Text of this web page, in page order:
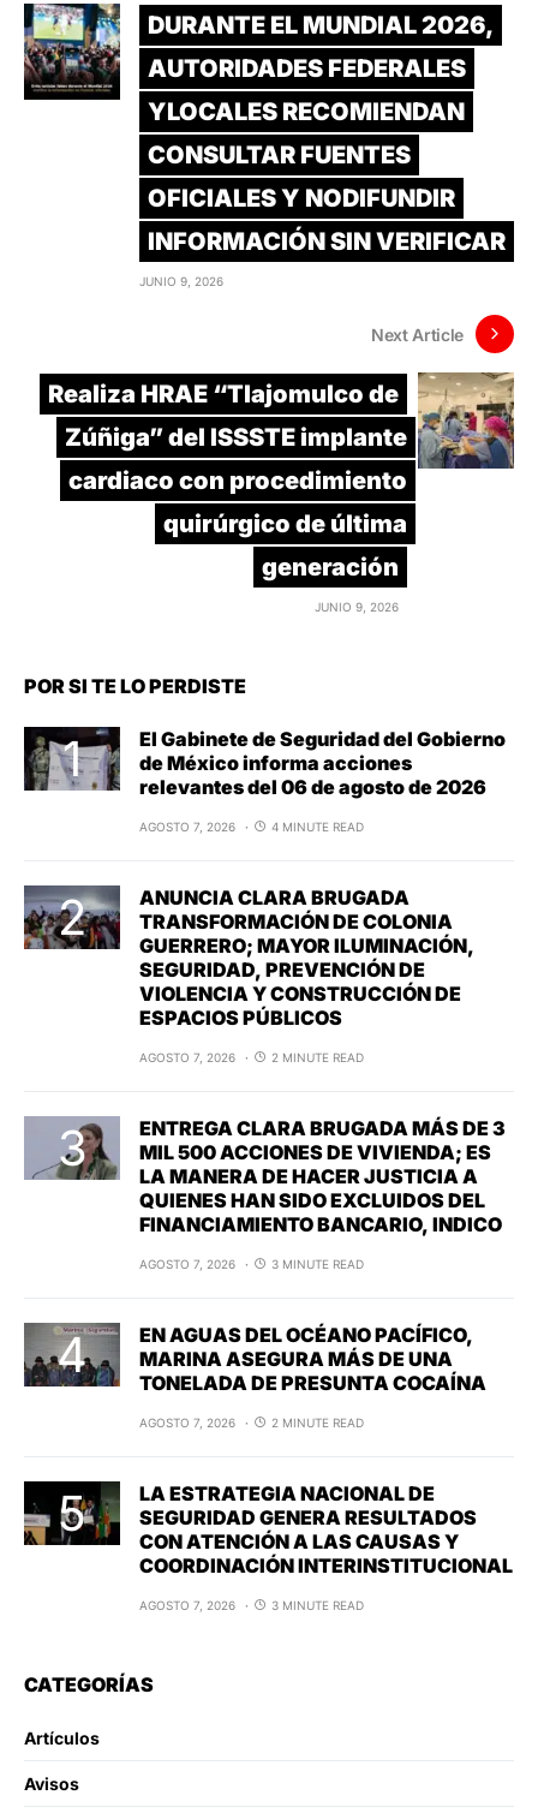
DURANTE EL MUNDIAL 2026,
AUTORIDADES FEDERALES
YLOCALES RECOMIENDAN
CONSULTAR FUENTES
OFICIALES Y NODIFUNDIR
INFORMACIÓN SIN VERIFICAR
JUNIO 9, 2026
Next Article
Realiza HRAE “Tlajomulco de
Zúñiga” del ISSSTE implante
cardiaco con procedimiento
quirúrgico de última
generación
JUNIO 9, 2026
POR SI TE LO PERDISTE
El Gabinete de Seguridad del Gobierno
de México informa acciones
relevantes del 06 de agosto de 2026
AGOSTO 7, 2026 4 MINUTE READ
ANUNCIA CLARA BRUGADA
TRANSFORMACIÓN DE COLONIA
GUERRERO; MAYOR ILUMINACIÓN,
SEGURIDAD, PREVENCIÓN DE
VIOLENCIA Y CONSTRUCCIÓN DE
ESPACIOS PÚBLICOS
AGOSTO 7, 2026 2 MINUTE READ
ENTREGA CLARA BRUGADA MÁS DE 3
MIL 500 ACCIONES DE VIVIENDA; ES
LA MANERA DE HACER JUSTICIA A
QUIENES HAN SIDO EXCLUIDOS DEL
FINANCIAMIENTO BANCARIO, INDICO
AGOSTO 7, 2026 3 MINUTE READ
EN AGUAS DEL OCÉANO PACÍFICO,
MARINA ASEGURA MÁS DE UNA
TONELADA DE PRESUNTA COCAÍNA
AGOSTO 7, 2026 2 MINUTE READ
LA ESTRATEGIA NACIONAL DE
SEGURIDAD GENERA RESULTADOS
CON ATENCIÓN A LAS CAUSAS Y
COORDINACIÓN INTERINSTITUCIONAL
AGOSTO 7, 2026 3 MINUTE READ
CATEGORÍAS
Artículos
Avisos